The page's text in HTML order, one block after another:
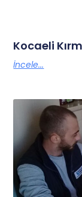
Kocaeli
İncele...